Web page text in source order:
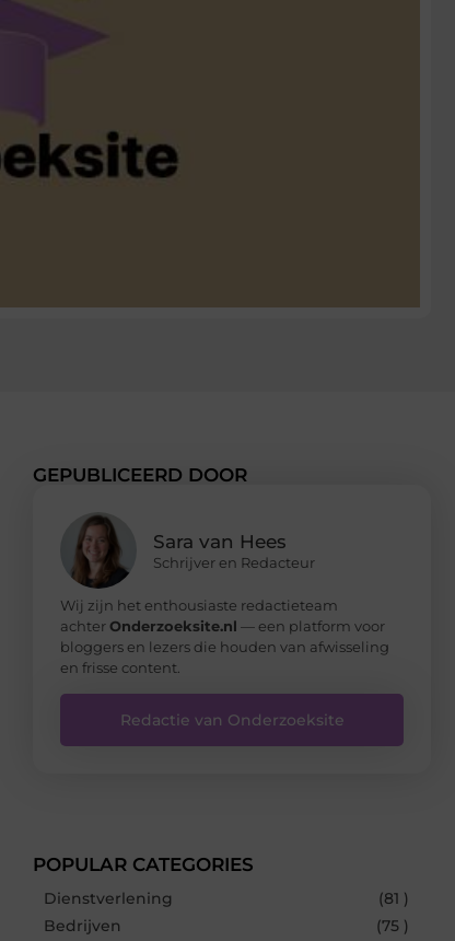
GEPUBLICEERD DOOR
Sara van Hees
Schrijver en Redacteur
Wij zijn het enthousiaste redactieteam
achterOnderzoeksite.nl — een platform voor
bloggers en lezers die houden van afwisseling
en frisse content.
Redactie van Onderzoeksite
POPULAR CATEGORIES
Dienstverlening
(81 )
Bedrijven
(75 )